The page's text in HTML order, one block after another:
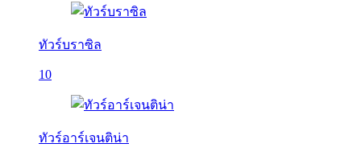
ทัวร์บราซิล
10
ทัวร์อาร์เจนติน่า